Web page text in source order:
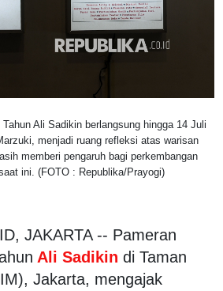
Ali Sadikin berlangsung hingga 14 Juli
menjadi ruang refleksi atas warisan
memberi pengaruh bagi perkembangan
ini. (FOTO : Republika/Prayogi)
JAKARTA -- Pameran
Ali Sadikin di Taman
Jakarta, mengajak